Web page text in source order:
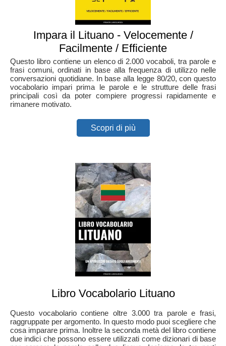
Impara il Lituano - Velocemente /
Facilmente / Efficiente
Questo libro contiene un elenco di 2.000 vocaboli, tra parole e
frasi comuni, ordinati in base alla frequenza di utilizzo nelle
conversazioni quotidiane. In base alla legge 80/20, con questo
vocabolario impari prima le parole e le strutture delle frasi
principali così da poter compiere progressi rapidamente e
rimanere motivato.
Scopri di più
Libro Vocabolario Lituano
Questo vocabolario contiene oltre 3.000 tra parole e frasi,
raggruppate per argomento. In questo modo puoi scegliere che
cosa imparare prima. Inoltre la seconda metà del libro contiene
due indici che possono essere utilizzati come dizionari di base